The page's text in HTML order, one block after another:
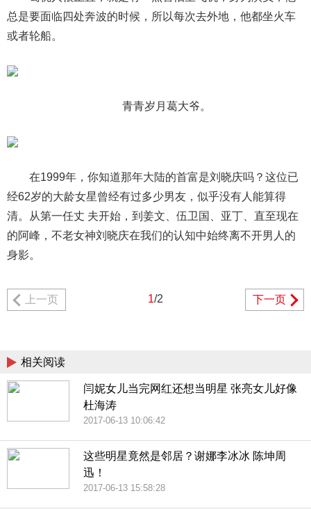
总是要面临四处奔波的时候，所以每次去外地，他都坐火车
或者轮船。
青青岁月葛大爷。
在1999年，你知道那年大陆的首富是刘晓庆吗？这位已
经62岁的大龄女星曾经有过多少男友，似乎没有人能算得
清。从第一任丈 夫开始，到姜文、伍卫国、亚丁、直至现在
的阿峰，不老女神刘晓庆在我们的认知中始终离不开男人的
身影。
上一页 1/2 下一页
相关阅读
闫妮女儿当完网红还想当明星 张亮女儿好像
杜海涛
2017-06-13 10:06:42
这些明星竟然是邻居？谢娜李冰冰 陈坤周
迅！
2017-06-13 15:58:28